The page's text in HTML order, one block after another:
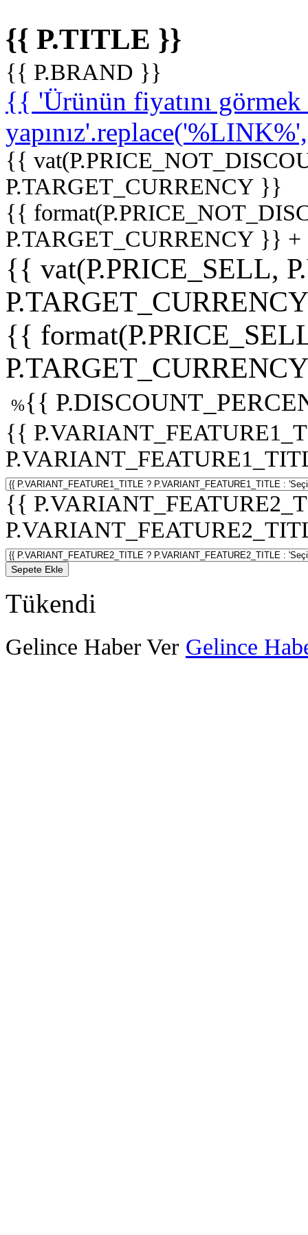
{{ P.TITLE }}
{{ P.BRAND }}
{{ 'Ürünün fiyatını
{{
P.TARGET_CURRENCY }}
{{
P.TARGET_CURRENCY }}
{{ vat(P.PRICE_SELL,
{{
%{{
{{
{{
Sepete Ekle
Tükendi
Gelince Haber Ver Gelince